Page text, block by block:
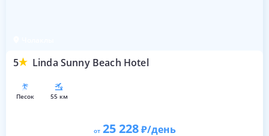
5 Linda Sunny Beach Hotel
песок 55 км
от 25 228 /день